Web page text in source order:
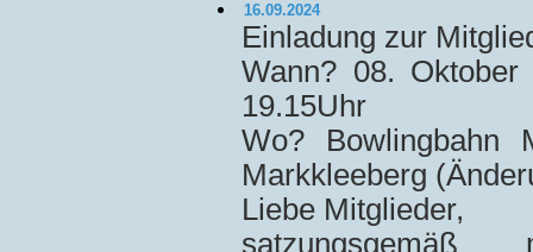
16.09.2024
Einladung zur
Wann? 08.
19.15Uhr
Wo? Bowlingbahn
Markkleeberg
Liebe Mitglieder,